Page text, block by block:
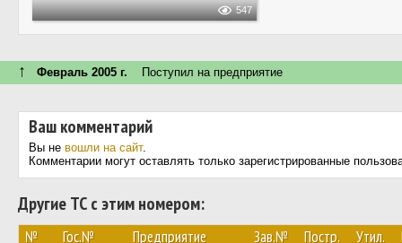
547
↑ Февраль 2005 г. Поступил на предприятие
Ваш комментарий
Вы не вошли на сайт.
Комментарии могут оставлять только зарегистрированные
Другие ТС с этим номером:
№ Гос.№ Предприятие Зав.№ Постр. Утил.